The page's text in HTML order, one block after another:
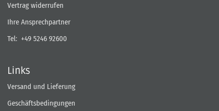
Vertrag widerrufen
Ihre Ansprechpartner
Tel: +49 5246 92600
Links
Versand und Lieferung
Geschäftsbedingungen